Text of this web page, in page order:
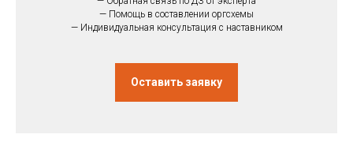
— Помощь в составлении оргсхемы
— Индивидуальная консультация с наставником
Оставить заявку